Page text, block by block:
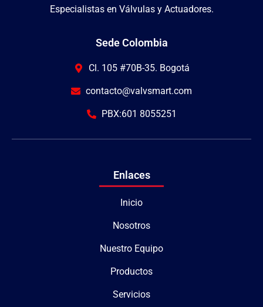
Especialistas en Válvulas y Actuadores.
Sede Colombia
Cl. 105 #70B-35. Bogotá
contacto@valvsmart.com
PBX:601 8055251
Enlaces
Inicio
Nosotros
Nuestro Equipo
Productos
Servicios